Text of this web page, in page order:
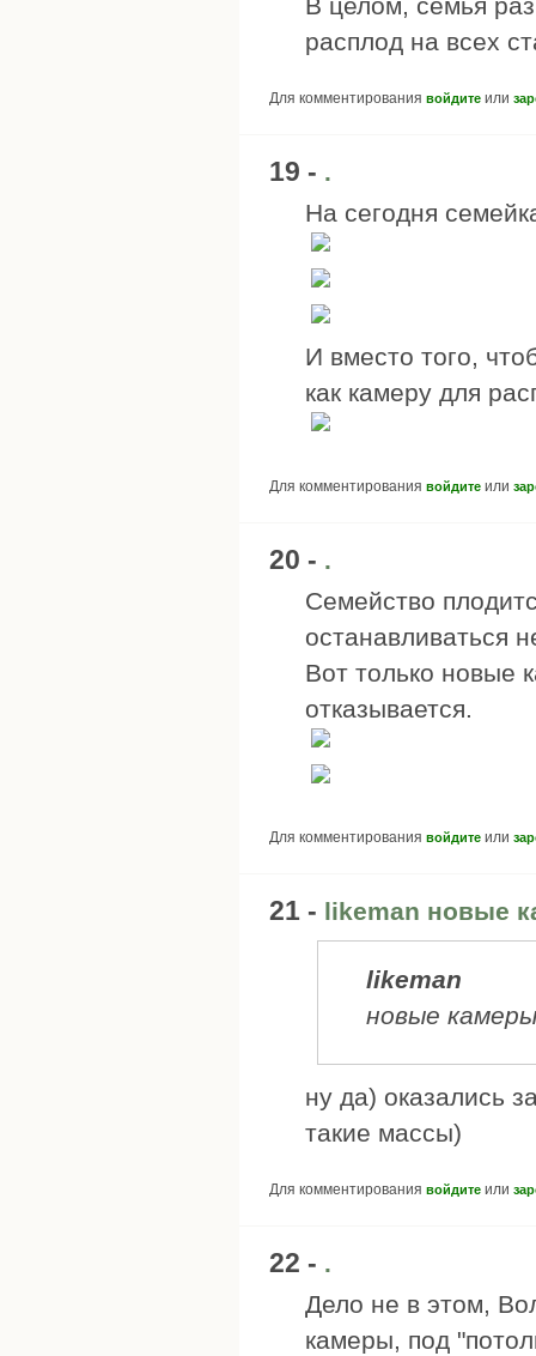
расплод на всех
Для комментирования войдите или
19 - .
На сегодня
И вместо того,
как камеру для
Для комментирования войдите или
20 - .
Семейство
останавливаться
Вот только новые
отказывается.
Для комментирования войдите или
21 - likeman новые
likeman
новые
ну да) оказались
такие массы)
Для комментирования войдите или
22 - .
Дело не в этом,
камеры, под